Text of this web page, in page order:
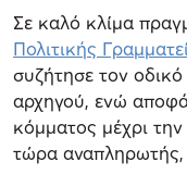
Σε καλό κλίμα
Πολιτικής
συζήτησε τον
αρχηγού, ενώ
κόμματος μέχρι
τώρα